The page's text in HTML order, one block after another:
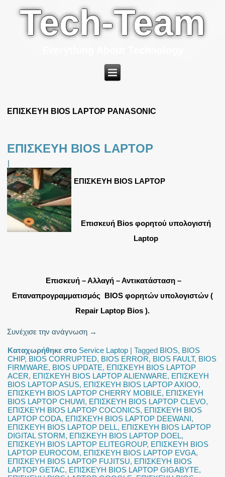
Tech-Team
ΕΠΙΣΚΕΥΗ BIOS LAPTOP PANASONIC
ΕΠΙΣΚΕΥΗ BIOS LAPTOP
|
ΕΠΙΣΚΕΥΗ BIOS LAPTOP
Επισκευή Bios φορητού υπολογιστή
Laptop
Επισκευή – Αλλαγή – Αντικατάσταση –
Επαναπρογραμματισμός BIOS φορητών υπολογιστών (
Repair Laptop Bios ).
Συνέχισε την ανάγνωση →
Καταχωρήθηκε στο Service Laptop |Tagged BIOS, BIOS
CHIP, BIOS CORRUPTED, BIOS ERROR, BIOS FAULT, BIOS
FIRMWARE, BIOS UPDATE, ΕΠΙΣΚΕΥΗ BIOS LAPTOP
ACER, ΕΠΙΣΚΕΥΗ BIOS LAPTOP ALIENWARE, ΕΠΙΣΚΕΥΗ
BIOS LAPTOP ASUS, ΕΠΙΣΚΕΥΗ BIOS LAPTOP AXIOO,
ΕΠΙΣΚΕΥΗ BIOS LAPTOP CHERRY MOBILE, ΕΠΙΣΚΕΥΗ
BIOS LAPTOP CHUWI, ΕΠΙΣΚΕΥΗ BIOS LAPTOP CLEVO,
ΕΠΙΣΚΕΥΗ BIOS LAPTOP COCONICS, ΕΠΙΣΚΕΥΗ BIOS
LAPTOP CODA, ΕΠΙΣΚΕΥΗ BIOS LAPTOP DEEWANI,
ΕΠΙΣΚΕΥΗ BIOS LAPTOP DELL, ΕΠΙΣΚΕΥΗ BIOS LAPTOP
DIGITAL STORM, ΕΠΙΣΚΕΥΗ BIOS LAPTOP DOEL,
ΕΠΙΣΚΕΥΗ BIOS LAPTOP ELITEGROUP, ΕΠΙΣΚΕΥΗ BIOS
LAPTOP EUROCOM, ΕΠΙΣΚΕΥΗ BIOS LAPTOP EVGA,
ΕΠΙΣΚΕΥΗ BIOS LAPTOP FUJITSU, ΕΠΙΣΚΕΥΗ BIOS
LAPTOP GETAC, ΕΠΙΣΚΕΥΗ BIOS LAPTOP GIGABYTE,